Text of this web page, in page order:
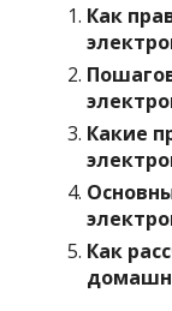
Как
Какие
Как